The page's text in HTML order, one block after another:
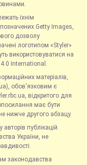
їхнім
Getty Images,
дозволу
логотипом «Styler»
використовуватися на
International.
матеріалів,
обов'язковим є
відкритого для
має бути
нижче другого абзацу.
публікацій.
України, не
законодавства